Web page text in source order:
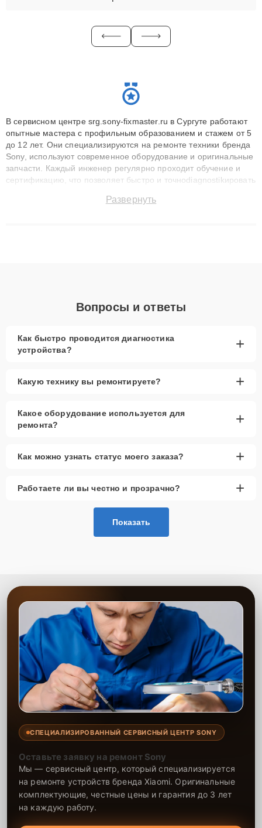
В сервисном центре srg.sony-fixmaster.ru в Сургуте работают
опытные мастера с профильным образованием и стажем от 5
до 12 лет. Они специализируются на ремонте техники бренда
Sony, используют современное оборудование и оригинальные
запчасти. Каждый инженер регулярно проходит обучение и
сертификацию, что позволяет быстро и точноdiagnostikировать
до 3 лет. Наши мастера решают сложные случаи: от замены
Развернуть
Вопросы и ответы
Как быстро проводится диагностика
устройства?
+
Какую технику вы ремонтируете? +
Какое оборудование используется для
ремонта?
+
Как можно узнать статус моего заказа? +
Работаете ли вы честно и прозрачно? +
Показать
СПЕЦИАЛИЗИРОВАННЫЙ СЕРВИСНЫЙ ЦЕНТР SONY
Оставьте заявку на ремонт Sony
Мы — сервисный центр, который специализируется
на ремонте устройств бренда Xiaomi. Оригинальные
комплектующие, честные цены и гарантия до 3 лет
на каждую работу.